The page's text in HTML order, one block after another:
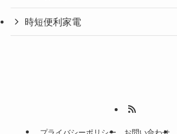
時短便利家電
プライバシーポリシー お問い合わせ